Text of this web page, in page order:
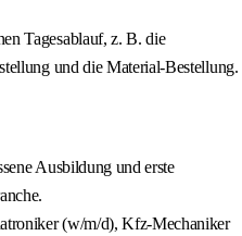
Tagesablauf, z. B. die
und die Material-Bestellung.
Ausbildung und erste
(w/m/d), Kfz-Mechaniker